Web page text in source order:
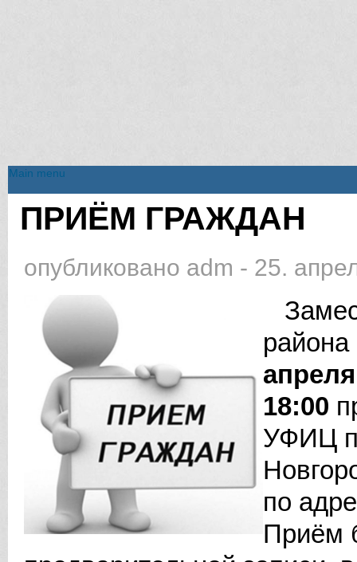
Main menu
Вы здесь
ПРИЁМ ГРАЖДАН
опубликовано adm - 25.
18:00
УФИЦ
по
Приём